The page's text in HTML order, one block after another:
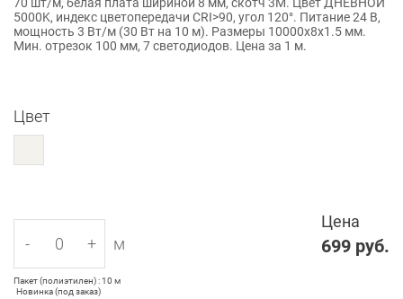
5000K, индекс цветопередачи CRI>90, угол 120°. Питание 24 В,
мощность 3 Вт/м (30 Вт на 10 м). Размеры 10000x8x1.5 мм.
Мин. отрезок 100 мм, 7 светодиодов. Цена за 1 м.
Цвет
Цена
699 руб.
- + м
Пакет (полиэтилен) : 10 м
Новинка (под заказ)